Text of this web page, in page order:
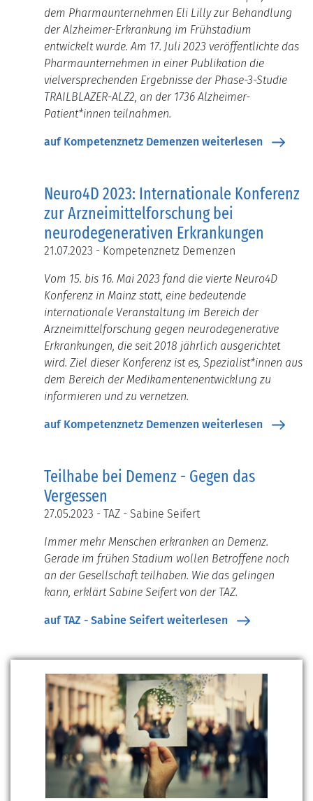
dem Pharmaunternehmen Eli Lilly zur Behandlung
der Alzheimer-Erkrankung im Frühstadium
entwickelt wurde. Am 17. Juli 2023 veröffentlichte das
Pharmaunternehmen in einer Publikation die
vielversprechenden Ergebnisse der Phase-3-Studie
TRAILBLAZER-ALZ2, an der 1736 Alzheimer-
Patient*innen teilnahmen.
auf Kompetenznetz Demenzen weiterlesen
Neuro4D 2023: Internationale Konferenz
zur Arzneimittelforschung bei
neurodegenerativen Erkrankungen
21.07.2023 - Kompetenznetz Demenzen
Vom 15. bis 16. Mai 2023 fand die vierte Neuro4D
Konferenz in Mainz statt, eine bedeutende
internationale Veranstaltung im Bereich der
Arzneimittelforschung gegen neurodegenerative
Erkrankungen, die seit 2018 jährlich ausgerichtet
wird. Ziel dieser Konferenz ist es, Spezialist*innen aus
dem Bereich der Medikamentenentwicklung zu
informieren und zu vernetzen.
auf Kompetenznetz Demenzen weiterlesen
Teilhabe bei Demenz - Gegen das
Vergessen
27.05.2023 - TAZ - Sabine Seifert
Immer mehr Menschen erkranken an Demenz.
Gerade im frühen Stadium wollen Betroffene noch
an der Gesellschaft teilhaben. Wie das gelingen
kann, erklärt Sabine Seifert von der TAZ.
auf TAZ - Sabine Seifert weiterlesen